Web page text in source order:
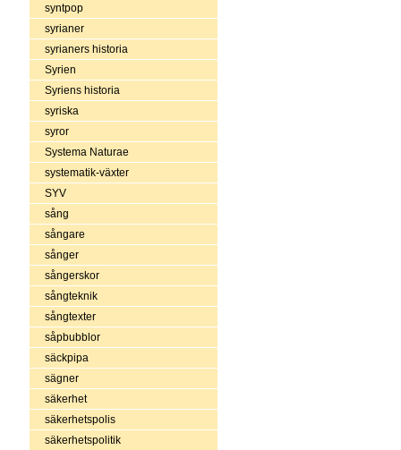
syntpop
syrianer
syrianers historia
Syrien
Syriens historia
syriska
syror
Systema Naturae
systematik-växter
SYV
sång
sångare
sånger
sångerskor
sångteknik
sångtexter
såpbubblor
säckpipa
sägner
säkerhet
säkerhetspolis
säkerhetspolitik